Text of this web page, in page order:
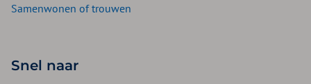
Samenwonen of trouwen
Snel naar